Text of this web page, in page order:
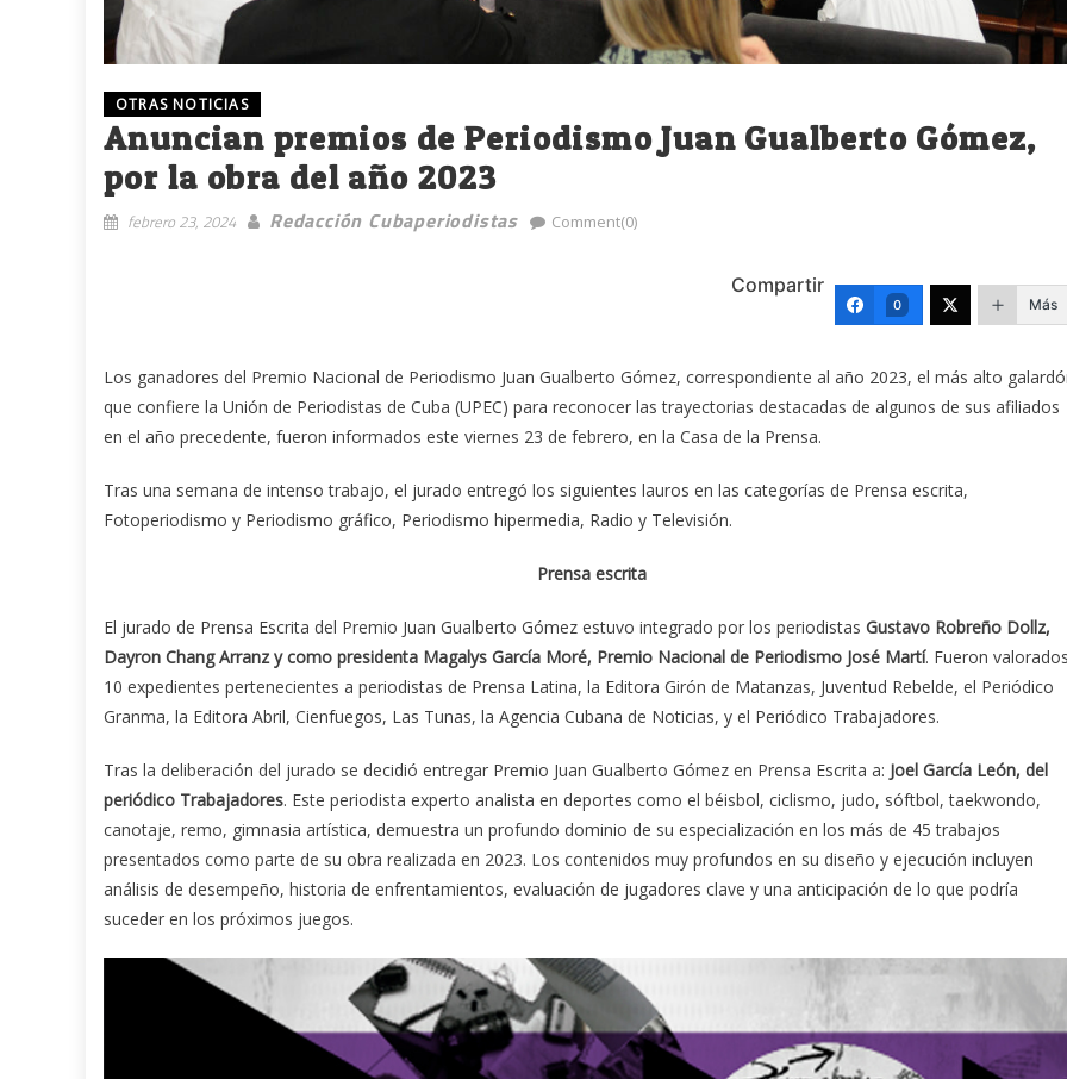
OTRAS NOTICIAS
Anuncian premios de Periodismo Juan Gualberto Gómez,
por la obra del año 2023
febrero 23, 2024 Redacción Cubaperiodistas Comment(0)
Compartir
0 Más
Los ganadores del Premio Nacional de Periodismo Juan Gualberto Gómez, correspondiente al año 2023, el más alto
que confiere la Unión de Periodistas de Cuba (UPEC) para reconocer las trayectorias destacadas de algunos de sus afiliados
en el año precedente, fueron informados este viernes 23 de febrero, en la Casa de la Prensa.
Tras una semana de intenso trabajo, el jurado entregó los siguientes lauros en las categorías de Prensa escrita,
Fotoperiodismo y Periodismo gráfico, Periodismo hipermedia, Radio y Televisión.
Prensa escrita
El jurado de Prensa Escrita del Premio Juan Gualberto Gómez estuvo integrado por los periodistas Gustavo Robreño Dollz,
Dayron Chang Arranz y como presidenta Magalys García Moré, Premio Nacional de Periodismo José Martí. Fueron valorados
10 expedientes pertenecientes a periodistas de Prensa Latina, la Editora Girón de Matanzas, Juventud Rebelde, el Periódico
Granma, la Editora Abril, Cienfuegos, Las Tunas, la Agencia Cubana de Noticias, y el Periódico Trabajadores.
Tras la deliberación del jurado se decidió entregar Premio Juan Gualberto Gómez en Prensa Escrita a: Joel García León, del
periódico Trabajadores. Este periodista experto analista en deportes como el béisbol, ciclismo, judo, sóftbol, taekwondo,
canotaje, remo, gimnasia artística, demuestra un profundo dominio de su especialización en los más de 45 trabajos
presentados como parte de su obra realizada en 2023. Los contenidos muy profundos en su diseño y ejecución incluyen
análisis de desempeño, historia de enfrentamientos, evaluación de jugadores clave y una anticipación de lo que podría
suceder en los próximos juegos.